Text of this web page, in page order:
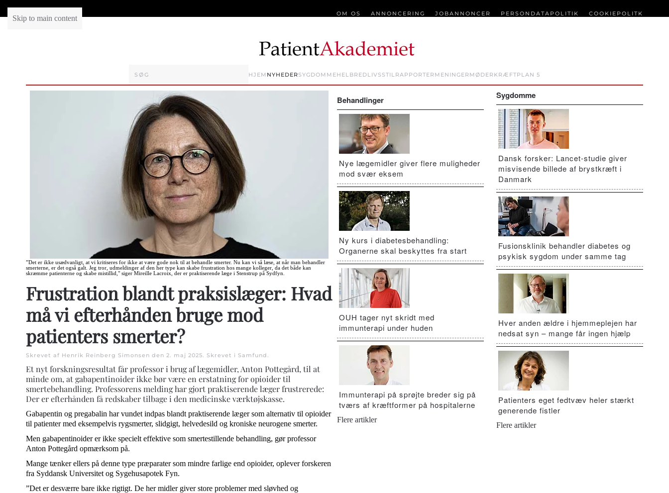
Skip to main content
OM OS ANNONCERING JOBANNONCER PERSONDATAPOLITIK COOKIEPOLITK
HJEM NYHEDERSYGDOMMEHELBREDLIVSSTILRAPPORTER MENINGER MØDER KRÆFTPLAN 5
”Det er ikke usædvanligt, at vi kritiseres for ikke at være gode nok til at behandle smerter. Nu kan vi så læse, at når man behandler
smerterne, er det også galt. Jeg tror, udmeldinger af den her type kan skabe frustration hos mange kolleger, da det både kan
skræmme patienterne og skabe mistillid," siger Mireille Lacroix, der er praktiserende læge i Stenstrup på Sydfyn.
Frustration blandt praksislæger: Hvad
må vi efterhånden bruge mod
patienters smerter?
Skrevet af Henrik Reinberg Simonsen den 2. maj 2025. Skrevet i Samfund.
Et nyt forskningsresultat får professor i brug af lægemidler, Anton Pottegård, til at
minde om, at gabapentinoider ikke bør være en erstatning for opioider til
smertebehandling. Professorens melding har gjort praktiserende læger frustrerede:
Der er efterhånden få redskaber tilbage i den medicinske værktøjskasse.
Gabapentin og pregabalin har vundet indpas blandt praktiserende læger som alternativ til opioider
til patienter med eksempelvis rygsmerter, slidgigt, helvedesild og kroniske neurogene smerter.
Men gabapentinoider er ikke specielt effektive som smertestillende behandling, gør professor
Anton Pottegård opmærksom på.
Mange tænker ellers på denne type præparater som mindre farlige end opioider, oplever forskeren
fra Syddansk Universitet og Sygehusapotek Fyn.
”Det er desværre bare ikke rigtigt. De her midler giver store problemer med sløvhed og
Behandlinger
Nye lægemidler giver flere muligheder
mod svær eksem
Ny kurs i diabetesbehandling:
Organerne skal beskyttes fra start
OUH tager nyt skridt med
immunterapi under huden
Immunterapi på sprøjte breder sig på
tværs af kræftformer på hospitalerne
Flere artikler
Sygdomme
Dansk forsker: Lancet-studie giver
misvisende billede af brystkræft i
Danmark
Fusionsklinik behandler diabetes og
psykisk sygdom under samme tag
Hver anden ældre i hjemmeplejen har
nedsat syn – mange får ingen hjælp
Patienters eget fedtvæv heler stærkt
generende fistler
Flere artikler